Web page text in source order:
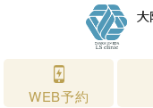
WEB予約
耳介ケロイド ～腫瘍摘出